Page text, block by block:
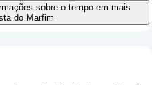
sobre o tempo em mais
do Marfim